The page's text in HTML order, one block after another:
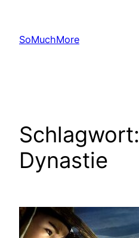
springen
SoMuchMore
Schlagwort:
Dynastie